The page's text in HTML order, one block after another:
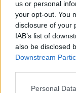
us or personal
your opt-out. You
disclosure of your
IAB’s list of
also be disclosed
Downstream
Personal